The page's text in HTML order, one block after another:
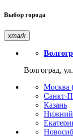
Выбор города
xmark
Волгоград,
Москва
Санкт-
Казань
Нижний